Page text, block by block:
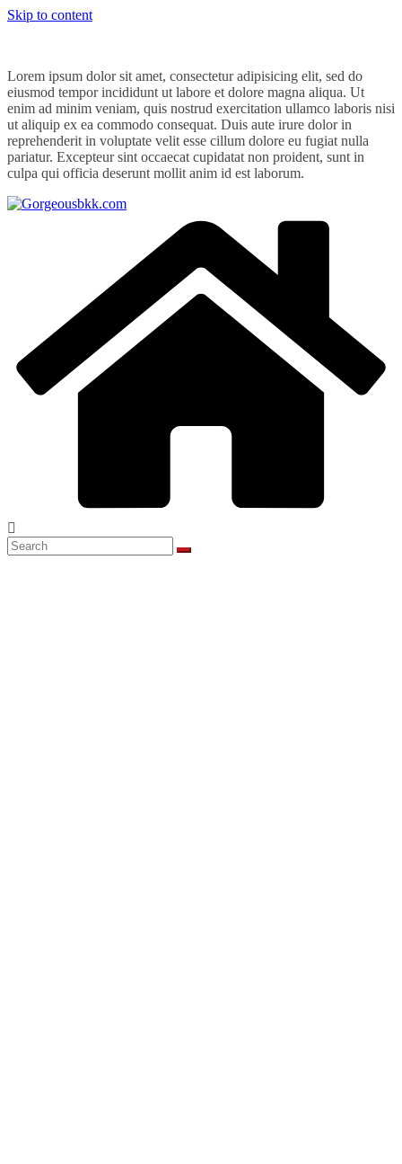
Skip to content
Lorem ipsum dolor sit amet, consectetur adipisicing elit, sed do
eiusmod tempor incididunt ut labore et dolore magna aliqua. Ut
enim ad minim veniam, quis nostrud exercitation ullamco laboris nisi
ut aliquip ex ea commodo consequat. Duis aute irure dolor in
reprehenderit in voluptate velit esse cillum dolore eu fugiat nulla
pariatur. Excepteur sint occaecat cupidatat non proident, sunt in
culpa qui officia deserunt mollit anim id est laborum.